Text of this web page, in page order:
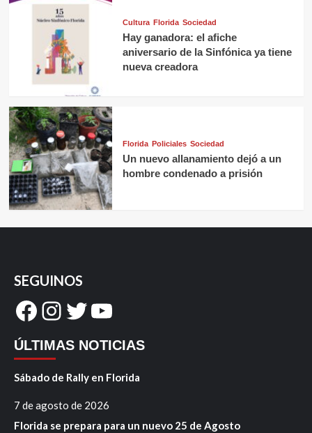
Cultura Florida Sociedad
Hay ganadora: el afiche
aniversario de la Sinfónica ya tiene
nueva creadora
Florida Policiales Sociedad
Un nuevo allanamiento dejó a un
hombre condenado a prisión
SEGUINOS
Facebook
Instagram
Twitter
YouTube
ÚLTIMAS NOTICIAS
Sábado de Rally en Florida
7 de agosto de 2026
Florida se prepara para un nuevo 25 de Agosto